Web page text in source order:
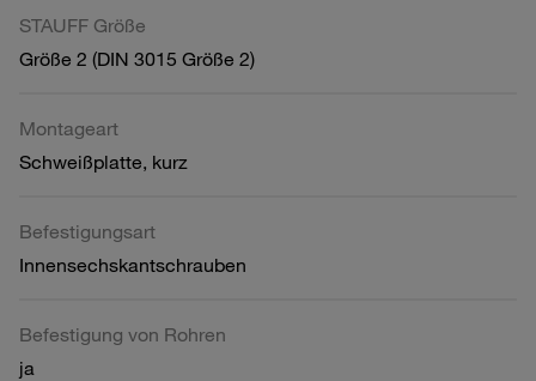
STAUFF Größe
Größe 2 (DIN 3015 Größe 2)
Montageart
Schweißplatte, kurz
Befestigungsart
Innensechskantschrauben
Befestigung von Rohren
ja